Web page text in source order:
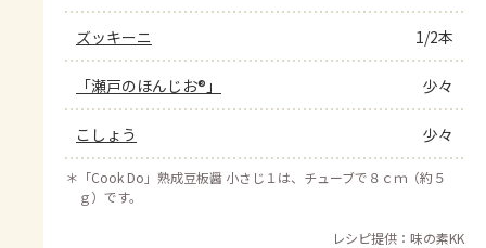
ズッキーニ 1/2本
「瀬戸のほんじお®」 少々
こしょう 少々
＊ 「Cook Do」熟成豆板醤 小さじ１は、チューブで８ｃｍ（約５
ｇ）です。
レシピ提供：味の素KK